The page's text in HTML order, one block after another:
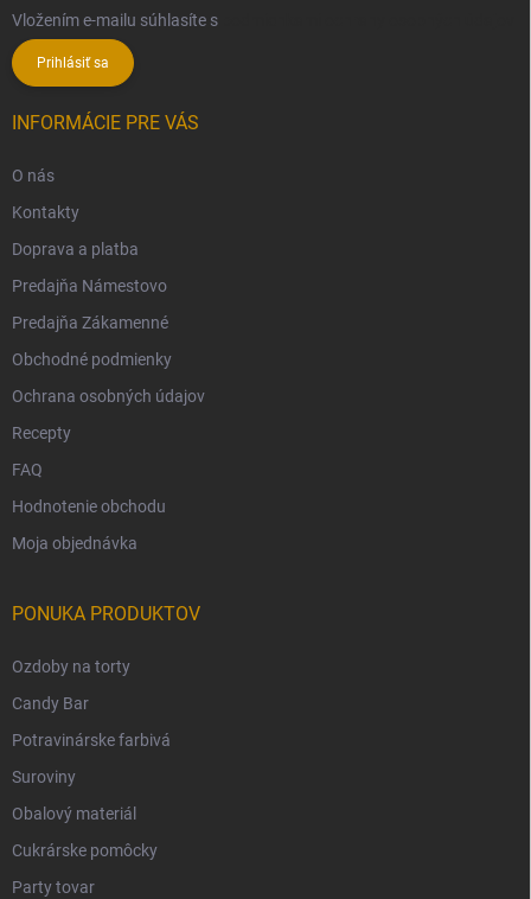
Vložením e-mailu súhlasíte s
Prihlásiť sa
INFORMÁCIE PRE VÁS
O nás
Kontakty
Doprava a platba
Predajňa Námestovo
Predajňa Zákamenné
Obchodné podmienky
Ochrana osobných údajov
Recepty
FAQ
Hodnotenie obchodu
Moja objednávka
PONUKA PRODUKTOV
Ozdoby na torty
Candy Bar
Potravinárske farbivá
Suroviny
Obalový materiál
Cukrárske pomôcky
Party tovar